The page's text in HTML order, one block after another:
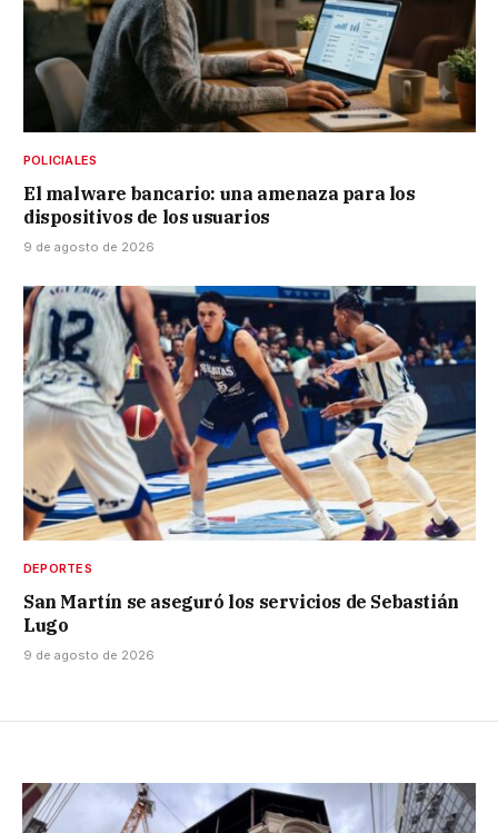
POLICIALES
El malware bancario: una amenaza para los
dispositivos de los usuarios
9 de agosto de 2026
DEPORTES
San Martín se aseguró los servicios de Sebastián
Lugo
9 de agosto de 2026